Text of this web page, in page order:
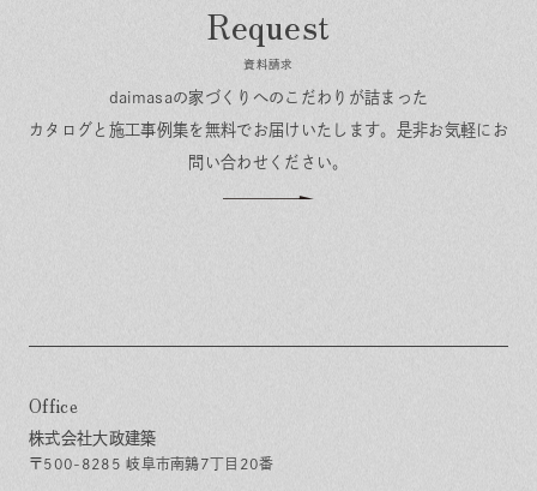
資料請求
daimasaの家づくりへのこだわりが詰まった
カタログと施工事例集を無料でお届けいたします。 是非お気軽にお
問い合わせください。
Office
株式会社大政建築
〒500-8285 岐阜市南鶉7丁目20番